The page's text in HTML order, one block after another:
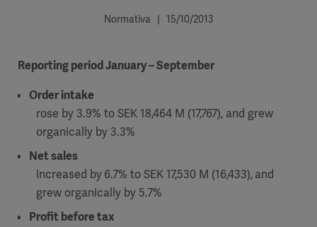
Normativa | 15/10/2013
Reporting period January – September
Order intake
rose by 3.9% to SEK 18,464 M (17,767), and grew
organically by 3.3%
Net sales
increased by6.7% to SEK 17,530 M (16,433),and
grew organically by 5.7%
Profit before tax